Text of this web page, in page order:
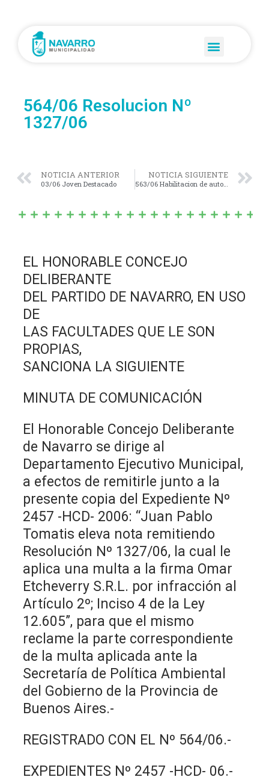
564/06 Resolucion Nº
1327/06
NOTICIA ANTERIOR
03/06 Joven Destacado
NOTICIA SIGUIENTE
563/06 Habilitacion de autoservicio
EL HONORABLE CONCEJO
DELIBERANTE
DEL PARTIDO DE NAVARRO, EN USO
DE
LAS FACULTADES QUE LE SON
PROPIAS,
SANCIONA LA SIGUIENTE
MINUTA DE COMUNICACIÓN
El Honorable Concejo Deliberante
de Navarro se dirige al
Departamento Ejecutivo Municipal,
a efectos de remitirle junto a la
presente copia del Expediente Nº
2457 -HCD- 2006: “Juan Pablo
Tomatis eleva nota remitiendo
Resolución Nº 1327/06, la cual le
aplica una multa a la firma Omar
Etcheverry S.R.L. por infracción al
Artículo 2º; Inciso 4 de la Ley
12.605”, para que el mismo
reclame la parte correspondiente
de la multa aplicada ante la
Secretaría de Política Ambiental
del Gobierno de la Provincia de
Buenos Aires.-
REGISTRADO CON EL Nº 564/06.-
EXPEDIENTES Nº 2457 -HCD- 06.-